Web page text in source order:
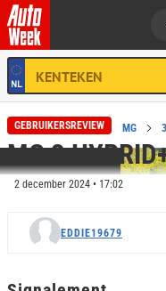
Ga naar de inhoud
HOME REVIEWS MG 3
GEBRUIKERSREVIEW
MG 3
2 december 2024 • 17:02
EDDIE19679